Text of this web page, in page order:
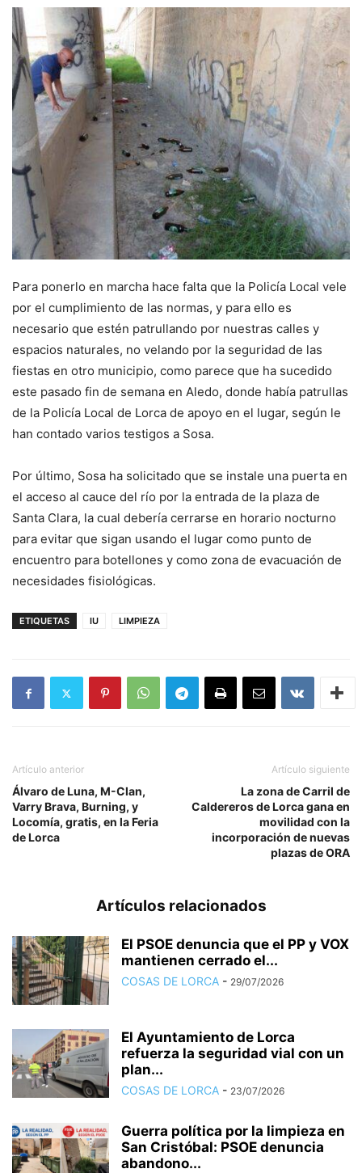
Para ponerlo en marcha hace falta que la Policía Local vele
por el cumplimiento de las normas, y para ello es
necesario que estén patrullando por nuestras calles y
espacios naturales, no velando por la seguridad de las
fiestas en otro municipio, como parece que ha sucedido
este pasado fin de semana en Aledo, donde había patrullas
de la Policía Local de Lorca de apoyo en el lugar, según le
han contado varios testigos a Sosa.
Por último, Sosa ha solicitado que se instale una puerta en
el acceso al cauce del río por la entrada de la plaza de
Santa Clara, la cual debería cerrarse en horario nocturno
para evitar que sigan usando el lugar como punto de
encuentro para botellones y como zona de evacuación de
necesidades fisiológicas.
ETIQUETAS IU LIMPIEZA
Artículo anterior
Álvaro de Luna, M-Clan,
Varry Brava, Burning, y
Locomía, gratis, en la Feria
de Lorca
Artículo siguiente
La zona de Carril de
Caldereros de Lorca gana en
movilidad con la
incorporación de nuevas
plazas de ORA
Artículos relacionados
El PSOE denuncia que el PP y VOX
mantienen cerrado el...
COSAS DE LORCA - 29/07/2026
El Ayuntamiento de Lorca
refuerza la seguridad vial con un
plan...
COSAS DE LORCA - 23/07/2026
Guerra política por la limpieza en
San Cristóbal: PSOE denuncia
abandono...